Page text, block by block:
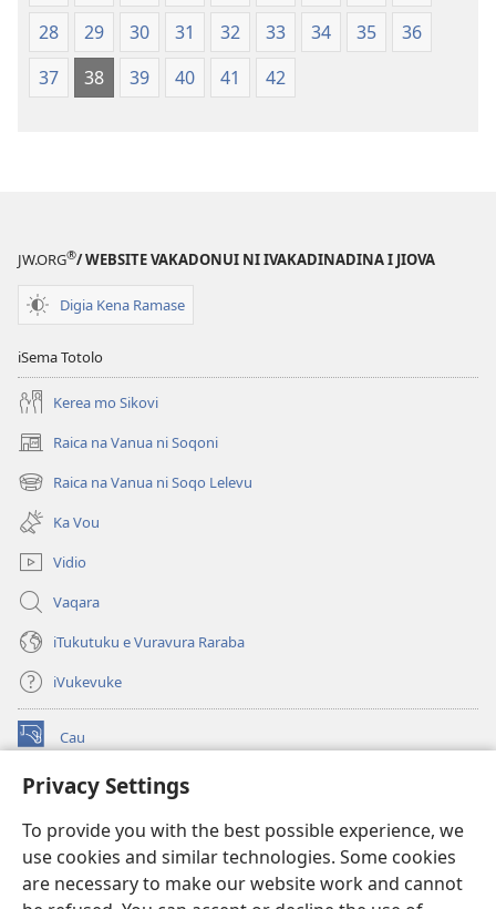
Privacy Settings
To provide you with the best possible experience, we
use cookies and similar technologies. Some cookies
are necessary to make our website work and cannot
28
29 30 31 32 33 34 35
36
37
38 39 40 41 42
JW.ORG®/ WEBSITE VAKADONUI NI IVAKADINADINA I JIOVA
Digia Kena Ramase
iSema Totolo
Kerea mo Sikovi
Raica na Vanua ni Soqoni
(opens
new
window)
Raica na Vanua ni Soqo Lelevu
(opens
new
window)
Ka Vou
Vidio
Vaqara
iTukutuku e Vuravura Raraba
iVukevuke
Cau
(opens
window)Watchtower LAIBRI ENA INTERNET™
new
window)JW Hub ®
(opens
new
window)
®